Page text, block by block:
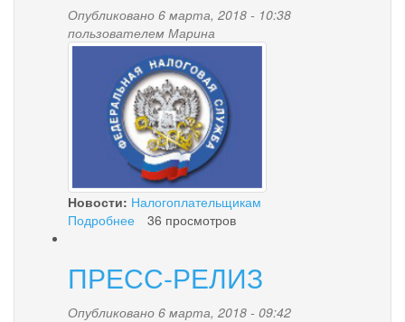
Опубликовано 6 марта, 2018 - 10:38
пользователем Марина
nalogovaya.png
Новости: Налогоплательщикам
Подробнее
ГОСУДАРСТВЕННЫХ
УСЛУГ,
ПРЕДОСТАВЛЯЕМЫХ
36 просмотров
ПРЕСС-РЕЛИЗ
Опубликовано 6 марта, 2018 - 09:42